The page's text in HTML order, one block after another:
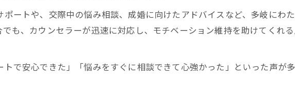
婚活に役立つ結婚相談所の選び方ガイド
結婚相談所比較で見極める信頼できる選び方
仲人型やオンライン型の結婚相談所の違いと特徴
ートや、交際中の悩み相談、成婚に向けたアドバイスなど、多岐にわ
も、カウンセラーが迅速に対応し、モチベーション維持を助けてくれ
で安心できた」「悩みをすぐに相談できて心強かった」といった声が